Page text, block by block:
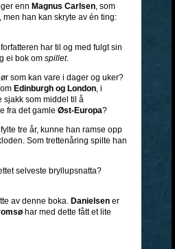
enn Magnus Carlsen , som
han kan skryte av én ting:
forfatteren har til og med fulgt sin
ei bok om spillet.
som kan vare i dager og uker?
Edinburgh og London , i
sjakk som middel til å
fra det gamle Øst-Europa?
tre år, kunne han ramse opp
Som trettenåring spilte han
selveste bryllupsnatta?
av denne boka. Danielsen er
har med dette fått et lite